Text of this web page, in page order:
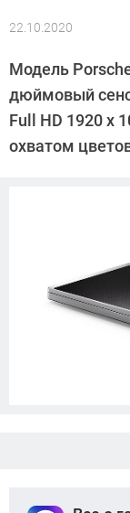
22.10.2020
Автор:
Кошик
Модель
дюймовый
Full HD 1920 х
охватом